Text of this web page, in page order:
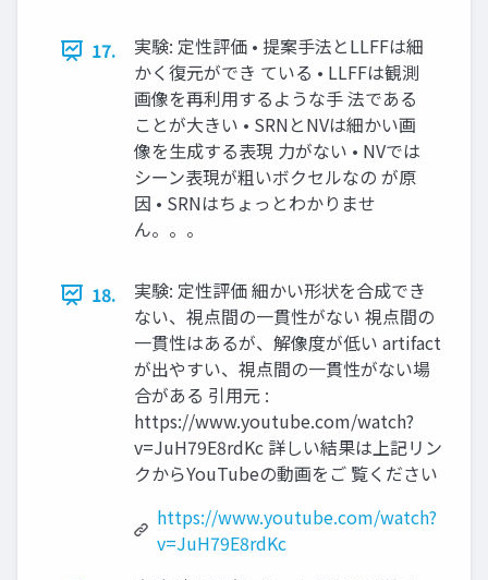
17.
実験: 定性評価 • 提案⼿法とLLFFは細
かく復元ができ ている • LLFFは観測
画像を再利⽤するような⼿ 法である
ことが⼤きい • SRNとNVは細かい画
像を⽣成する表現 ⼒がない • NVでは
シーン表現が粗いボクセルなの が原
因 • SRNはちょっとわかりませ
ん。。。
18.
実験: 定性評価 細かい形状を合成でき
ない、視点間の⼀貫性がない 視点間の
⼀貫性はあるが、解像度が低い artifact
が出やすい、視点間の⼀貫性がない場
合がある 引⽤元 :
https://www.youtube.com/watch?
v=JuH79E8rdKc 詳しい結果は上記リン
クからYouTubeの動画をご 覧ください
https://www.youtube.com/watch?
v=JuH79E8rdKc